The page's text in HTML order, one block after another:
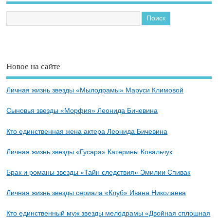
Новое на сайте
Личная жизнь звезды «Мылодрамы» Маруси Климовой
Сыновья звезды «Морфия» Леонида Бичевина
Кто единственная жена актера Леонида Бичевина
Личная жизнь звезды «Гусара» Катерины Ковальчук
Брак и романы звезды «Тайн следствия» Эмилии Спивак
Личная жизнь звезды сериала «Клуб» Ивана Николаева
Кто единственный муж звезды мелодрамы «Двойная сплошная